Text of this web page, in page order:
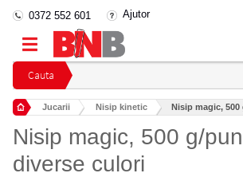
Cauta
0372 552 601 Ajutor
Jucarii Nisip kinetic Nisip magic,
Nisip magic, 500 g/
diverse culori